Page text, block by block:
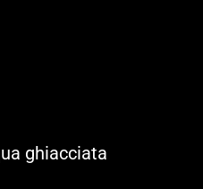
ghiacciata